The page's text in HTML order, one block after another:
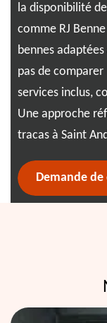
la disponibilité
comme RJ
bennes
pas de
services inclus,
Une approche
tracas à Saint
Demande